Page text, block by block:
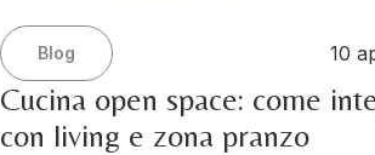
Blog 10
Cucina open space: come
con living e zona pranzo